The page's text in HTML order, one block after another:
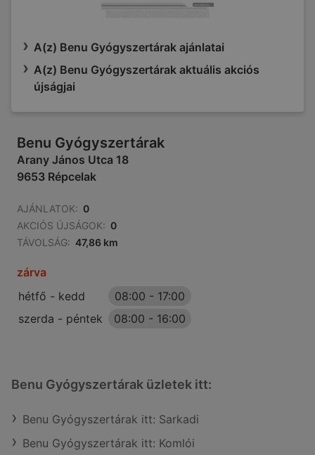
A(z) Benu Gyógyszertárak ajánlatai
A(z) Benu Gyógyszertárak aktuális akciós
újságjai
Benu Gyógyszertárak
Arany János Utca 18
9653 Répcelak
AJÁNLATOK: 0
AKCIÓS ÚJSÁGOK: 0
TÁVOLSÁG: 47,86 km
zárva
hétfő - kedd
08:00 - 17:00
szerda - péntek
08:00 - 16:00
Benu Gyógyszertárak üzletek itt:
Benu Gyógyszertárak itt: Sarkadi
Benu Gyógyszertárak itt: Komlói